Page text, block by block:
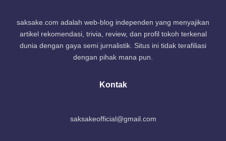
saksake.com adalah web-blog independen yang menyajikan
artikel rekomendasi, trivia, review, dan profil tokoh terkenal
dunia dengan gaya semi jurnalistik. Situs ini tidak terafiliasi
dengan pihak mana pun.
Kontak
saksakeofficial@gmail.com